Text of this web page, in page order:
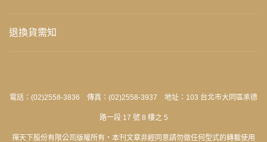
退換貨需知
電話：(02)2558-3836 傳真：(02)2558-3937 地址：103 台北市大同區承德
路一段 17 號 8 樓之 5
禪天下股份有限公司版權所有‧本刊文章非經同意請勿做任何型式的轉載使用